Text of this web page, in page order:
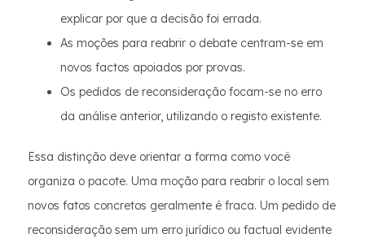
explicar por que a decisão foi errada.
As moções para reabrir o debate centram-se em
novos factos apoiados por provas.
Os pedidos de reconsideração focam-se no erro
da análise anterior, utilizando o registo existente.
Essa distinção deve orientar a forma como você
organiza o pacote. Uma moção para reabrir o local sem
novos fatos concretos geralmente é fraca. Um pedido de
reconsideração sem um erro jurídico ou factual evidente